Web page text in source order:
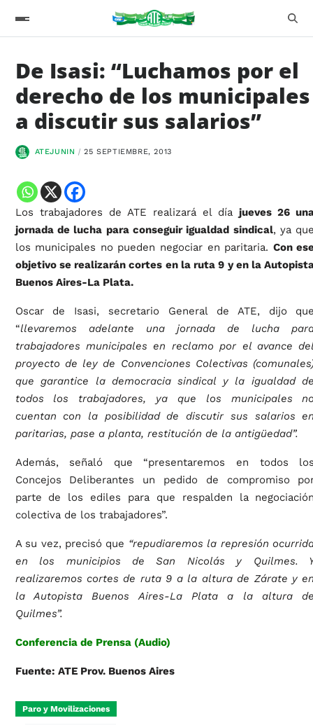
De Isasi: “Luchamos por el
derecho de los municipales
a discutir sus salarios”
ATEJUNIN 25 SEPTIEMBRE, 2013
Los trabajadores de ATE realizará el díajueves 26
jornada de lucha para conseguir igualdad sindical, ya
los municipales no pueden negociar en paritaria. Con
objetivo se realizarán cortes en la ruta 9 y en la
Buenos Aires-La Plata.
Oscar de Isasi, secretario General de ATE, dijo
“llevaremos adelante una jornada de lucha
trabajadores municipales en reclamo por el avance
proyecto de ley de Convenciones Colectivas
que garantice la democracia sindical y la igualdad
todos los trabajadores, ya que los municipales
cuentan con la posibilidad de discutir sus salarios
paritarias, pase a planta, restitución de la antigüedad”.
Además, señaló que “presentaremos en todos
Concejos Deliberantes un pedido de compromiso
parte de los ediles para que respalden la
colectiva de los trabajadores”.
A su vez, precisó que “repudiaremos la represión
en los municipios de San Nicolás y Quilmes.
realizaremos cortes de ruta 9 a la altura de Zárate y
la Autopista Buenos Aires-La Plata a la altura
Quilmes”.
Conferencia de Prensa (Audio)
Fuente: ATE Prov. Buenos Aires
Paro y Movilizaciones